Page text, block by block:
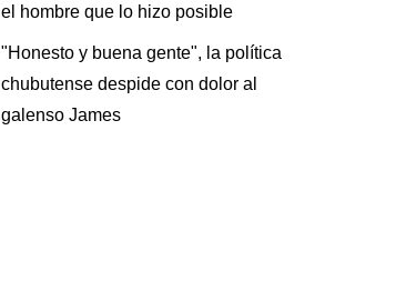
el hombre que lo hizo posible
"Honesto y buena gente", la política
chubutense despide con dolor al
galenso James